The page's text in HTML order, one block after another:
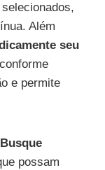
Além
seu
e permite
Busque
possam